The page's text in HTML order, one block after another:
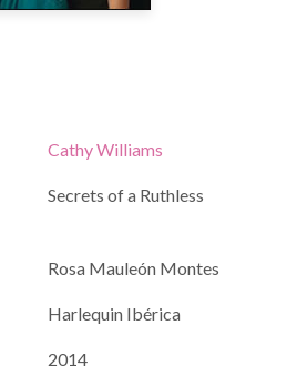
Cathy Williams
Secrets of a Ruthless
Rosa Mauleón Montes
Harlequin Ibérica
2014